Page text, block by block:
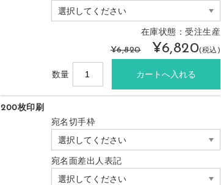
在庫状態：受注生産
¥6,820
¥6,820(税込)
数量
200枚印刷
宛名切手枠
宛名面差出人表記